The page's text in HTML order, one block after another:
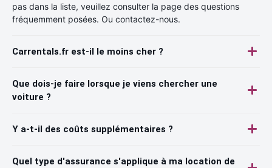
pas dans la liste, veuillez consulter la page des questions
fréquemment posées. Ou contactez-nous.
Carrentals.fr est-il le moins cher ?
Que dois-je faire lorsque je viens chercher une
voiture ?
Y a-t-il des coûts supplémentaires ?
Quel type d'assurance s'applique à ma location de